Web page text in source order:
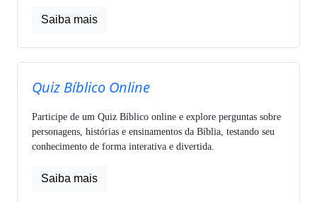
Saiba mais
Quiz Bíblico Online
Participe de um Quiz Bíblico online e explore perguntas sobre
personagens, histórias e ensinamentos da Bíblia, testando seu
conhecimento de forma interativa e divertida.
Saiba mais